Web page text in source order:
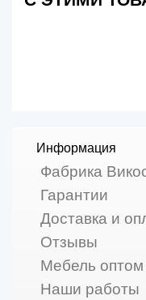
Информация
Фабрика
Гарантии
Доставка и
Отзывы
Мебель оптом
Наши работы